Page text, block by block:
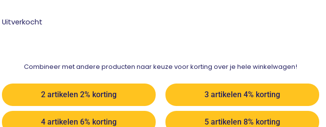
Uitverkocht
Combineer met andere producten naar keuze voor korting over je hele winkelwagen!
2 artikelen 2% korting 3 artikelen 4% korting
4 artikelen 6% korting 5 artikelen 8% korting